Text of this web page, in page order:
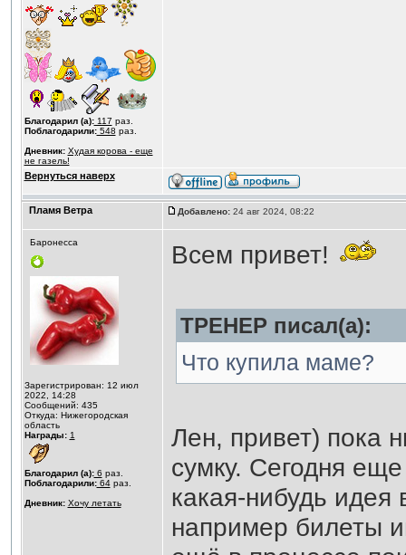
Благодарил (а):117 раз.
Поблагодарили:548 раз.
Дневник: Худая корова - еще
не газель!
Вернуться наверх
Пламя Ветра Добавлено:24 авг 2024, 08:22
Баронесса
Зарегистрирован: 12 июл
2022, 14:28
Сообщений: 435
Откуда: Нижегородская
область
Награды: 1
Благодарил (а):6 раз.
Поблагодарили:64раз.
Дневник: Хочу летать
Всем привет!
ТРЕНЕР писал(а):
Что купила маме?
Лен, привет) пока
сумку. Сегодня
какая-нибудь
например билеты